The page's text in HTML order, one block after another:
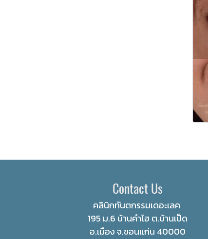
Contact Us
คลินิกทันตกรรมเดอะเลค
195 ม.6 บ้านคำไฮ ต.บ้านเป็ด
อ.เมือง จ.ขอนแก่น 40000